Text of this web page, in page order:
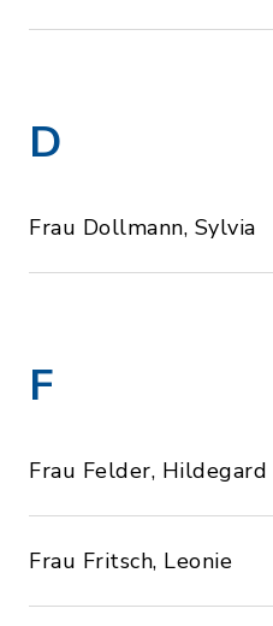
D
Frau Dollmann, Sylvia
F
Frau Felder, Hildegard
Frau Fritsch, Leonie